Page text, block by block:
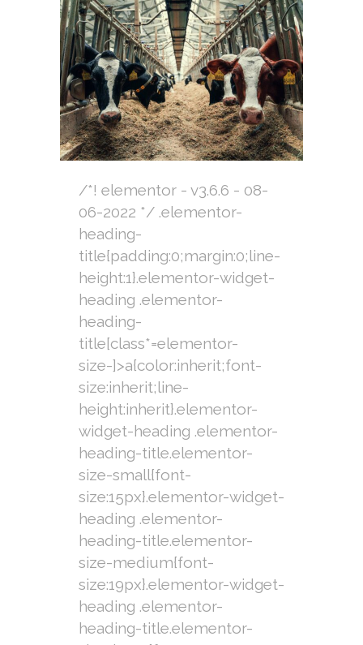
/*! elementor - v3.6.6 - 08-
06-2022 */ .elementor-
heading-
title{padding:0;margin:0;line-
height:1}.elementor-widget-
heading .elementor-
heading-
title[class*=elementor-
size-]>a{color:inherit;font-
size:inherit;line-
height:inherit}.elementor-
widget-heading .elementor-
heading-title.elementor-
size-small{font-
size:15px}.elementor-widget-
heading .elementor-
heading-title.elementor-
size-medium{font-
size:19px}.elementor-widget-
heading .elementor-
heading-title.elementor-